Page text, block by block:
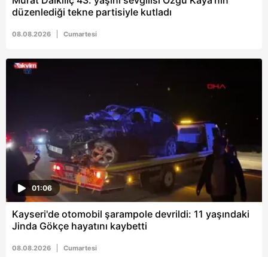
düzenlediği tekne partisiyle kutladı
08.08.2026 Cumartesi
01:06
Kayseri'de otomobil şarampole devrildi: 11 yaşındaki
Jinda Gökçe hayatını kaybetti
08.08.2026 Cumartesi